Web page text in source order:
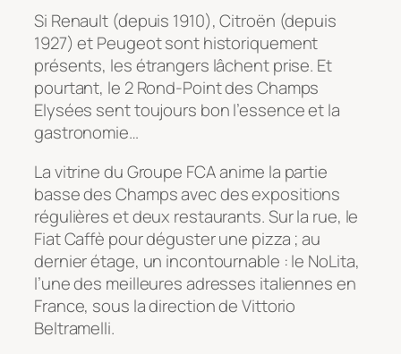
Si Renault (depuis 1910), Citroën (depuis
1927) et Peugeot sont historiquement
présents, les étrangers lâchent prise. Et
pourtant, le 2 Rond-Point des Champs
Elysées sent toujours bon l’essence et la
gastronomie…
La vitrine du Groupe FCA anime la partie
basse des Champs avec des expositions
régulières et deux restaurants. Sur la rue, le
Fiat Caffè pour déguster une pizza ; au
dernier étage, un incontournable : le NoLita,
l’une des meilleures adresses italiennes en
France, sous la direction de Vittorio
Beltramelli.